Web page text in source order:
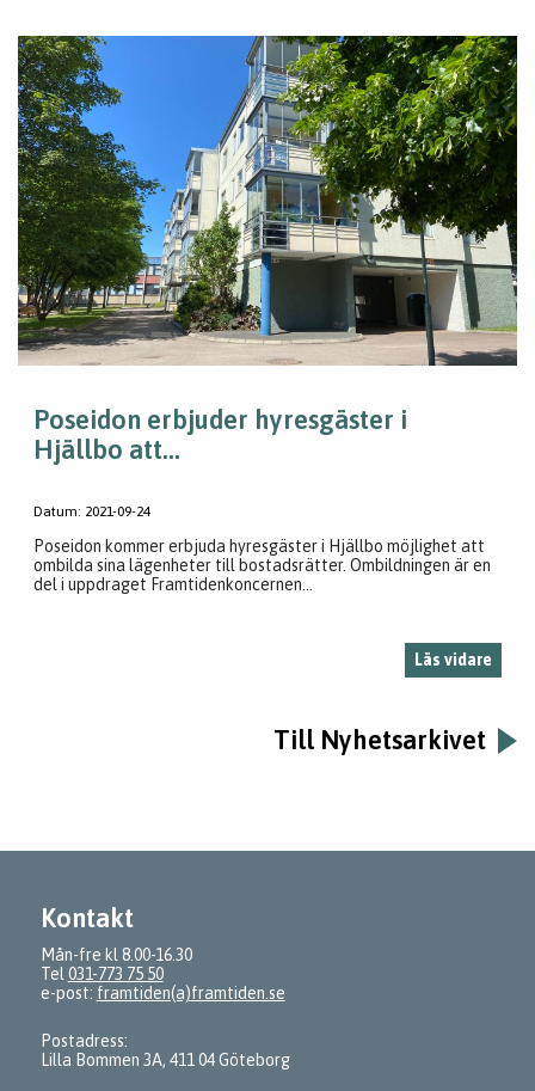
Poseidon erbjuder hyresgäster i
Hjällbo att...
Datum: 2021-09-24
Poseidon kommer erbjuda hyresgäster i Hjällbo möjlighet att
ombilda sina lägenheter till bostadsrätter. Ombildningen är en
del i uppdraget Framtidenkoncernen...
Läs vidare
Till Nyhetsarkivet
Kontakt
Mån-fre kl 8.00-16.30
Tel 031-773 75 50
e-post: framtiden(a)framtiden.se
Postadress:
Lilla Bommen 3A, 411 04 Göteborg